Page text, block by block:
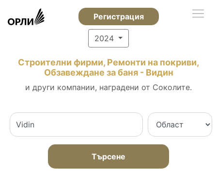
Регистрация
2024
Строителни фирми, Ремонти на покриви,
Обзавеждане за баня - Видин
и други компании, наградени от Соколите.
Търсене